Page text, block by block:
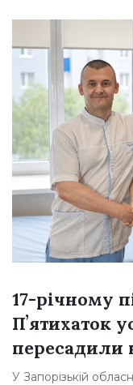
17-річному
Пʼятихаток
пересадили
У Запорізькій